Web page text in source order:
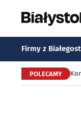
Firmy z
POLECAMY